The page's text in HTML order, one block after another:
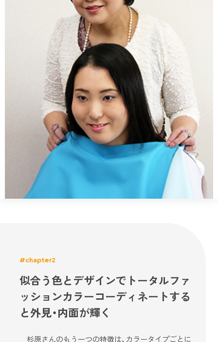
#chapter2
似合う色とデザインでトータルファ
ッションカラーコーディネートする
と外見・内面が輝く
杉原さんのもう一つの特徴は、カラータイプごとに